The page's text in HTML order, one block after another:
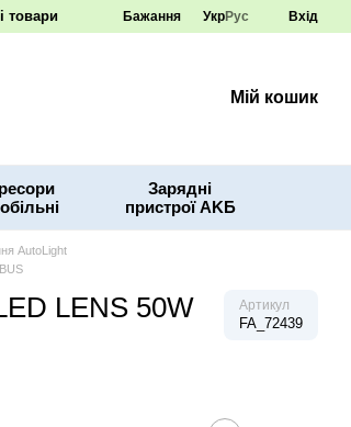
товари
Бажання УкрРус Вхід
Мій кошик
Зарядні
пристрої AKБ
AutoLight
LENS 50W
Артикул
FA_72439